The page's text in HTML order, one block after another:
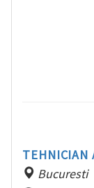
TEHNICIAN
Bucuresti